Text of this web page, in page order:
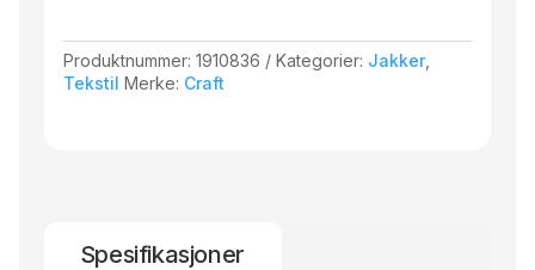
Produktnummer:1910836 Kategorier: Jakker,
Tekstil Merke: Craft
Spesifikasjoner